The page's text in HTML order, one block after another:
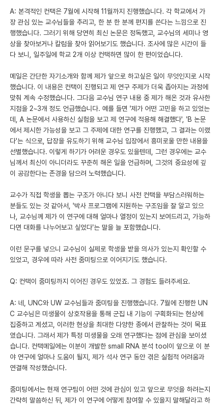
A: 본격적인 컨택은 7월에 시작해 11월까지 진행했습니다. 각 학교에서 가
장 관심 있는 교수님들을 추리고, 한 분 한 분께 편지를 쓴다는 느낌으로 진
행했습니다. 그러기 위해 당연히 최신 논문은 정독했고, 교수님의 세미나 영
상을 찾아보거나 칼럼을 찾아 읽어보기도 했습니다. 조사에 많은 시간이 들
다 보니, 일주일에 학교 2개 이상 컨택하면 많이 한 편이었습니다.
메일은 간단한 자기소개와 함께 제가 앞으로 하고싶은 일이 무엇인지로 시작
했습니다. 이 내용은 컨택이 진행되고 제 연구 주제가 더욱 좁아지는 과정에
맞춰 계속 수정했습니다. 그다음 교수님 연구 내용 중 제가 해온 것과 유사한
지점을 2~3개 정도 언급했습니다. 예를 들면 '제가 어떤 고민을 하고 있었는
데, A 논문에서 사용하신 실험을 보고 제 연구에 적용해 해결했다', 'B 논문
에서 제시한 가능성을 보고 그 주제에 대한 연구를 진행했고, 그 결과는 이랬
다'는 식으로, 답장을 유도하기 위해 교수님 입장에서 흥미로울 만한 내용을
선별했습니다. 이렇게 하기가 어려운 경우도 있을텐데, 그런 경우에는 교수
님께서 최신이 아니더라도 꾸준히 해온 일을 언급하며, 그것의 중요성에 깊
이 공감한다는 존경을 담으려 노력했습니다.
교수가 직접 학생을 뽑는 구조가 아니다 보니 사전 컨택을 부담스러워하는
분들도 있는 것 같아서, '박사 프로그램에 지원하는 구조임을 잘 알고 있으
나, 교수님께 제가 이 연구에 대해 얼마나 열정이 있는지 보여드리고, 가능하
다면 대화를 나누어보고 싶었다'는 말을 늘 포함했습니다.
이런 문구를 넣으니 교수님이 실제로 학생을 받을 의사가 있는지 확인할 수
있었고, 경우에 따라 사전 줌미팅으로 이어지기도 했습니다.
Q: 컨택이 줌미팅까지 이어진 경우도 있었죠. 그 경험도 들려주세요.
A: 네, UNC와 UW 교수님들과 줌미팅을 진행했습니다. 7월에 진행한 UN
C 교수님은 미생물이 상호작용을 통해 군집 내 기능이 구획화되는 현상에
집중하고 계셨고, 이러한 현상을 최대한 다양한 종에서 관찰하는 것이 목표
였습니다. 그래서 제가 특정 미생물을 오래 연구했다는 점에 관심을 보이셨
습니다. 컨택메일에는 이분이 개발한 small RNA 분석 tool이 앞으로 이 분
야 연구에 얼마나 도움이 될지, 제가 석사 연구 동안 겪은 실험적 어려움과
연결해 작성했습니다.
줌미팅에서는 현재 연구팀이 어떤 것에 관심이 있고 앞으로 무엇을 하려는지
간략히 말씀하신 뒤, 제가 이 연구에 어떻게 참여할 수 있을지 말해달라고 하